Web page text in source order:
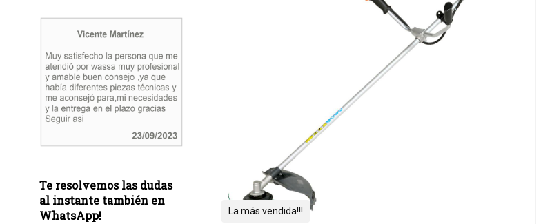
Te resolvemos las dudas
al instante también en
WhatsApp!
La más vendida!!!